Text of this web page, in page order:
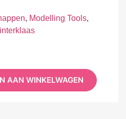
, Modelling Tools,
AAN WINKELWAGEN